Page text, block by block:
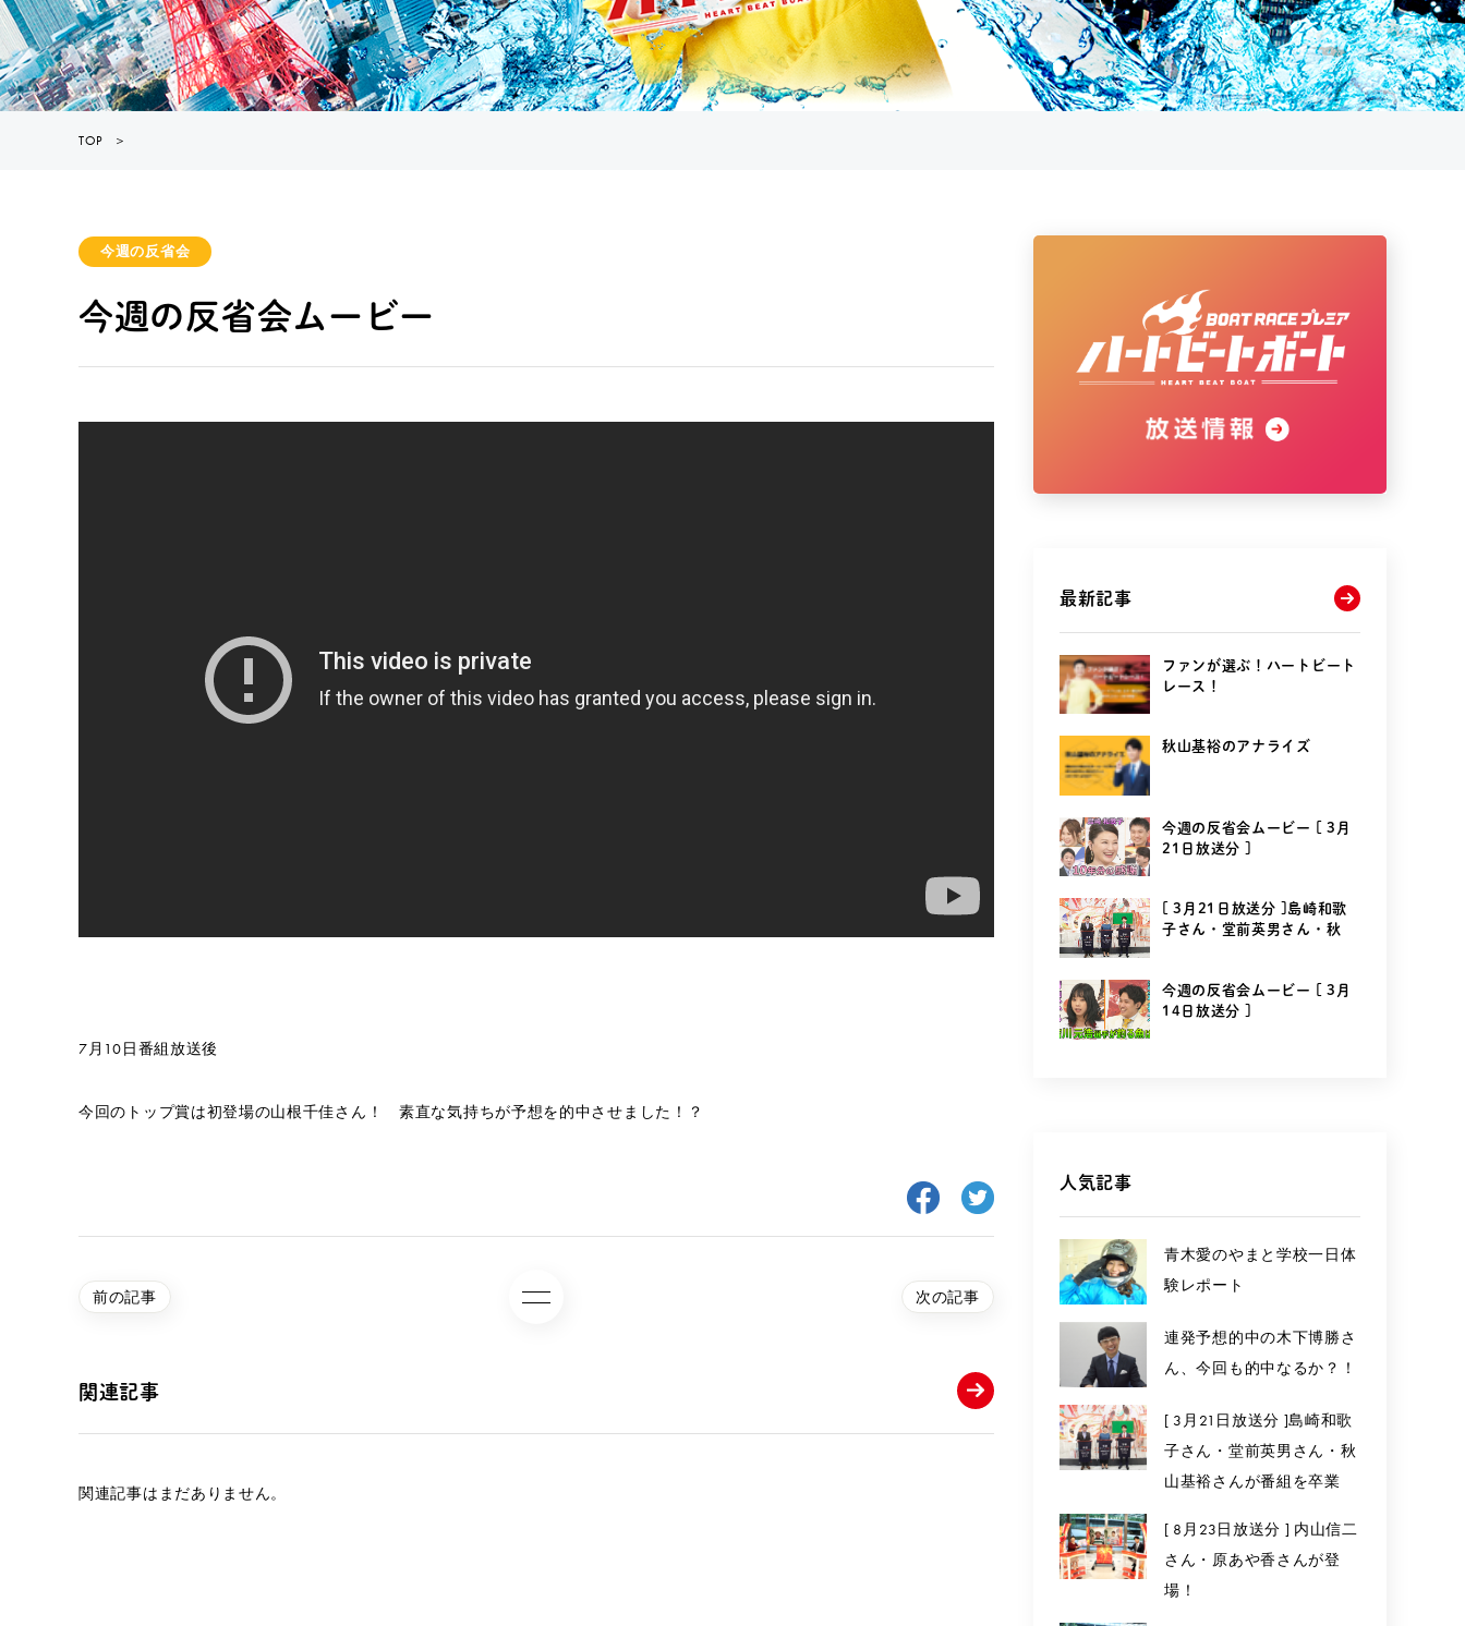
TOP ＞
今週の反省会
今週の反省会ムービー
7月10日番組放送後
今回のトップ賞は初登場の山根千佳さん！ 素直な気持ちが予想を的中させました！？
前の記事 次の記事
関連記事
関連記事はまだありません。
最新記事
ファンが選ぶ！ハートビート
レース！
秋山基裕のアナライズ
今週の反省会ムービー [ 3月
21日放送分 ]
[ 3月21日放送分 ]島崎和歌
子さん・堂前英男さん・秋
今週の反省会ムービー [ 3月
14日放送分 ]
人気記事
青木愛のやまと学校一日体
験レポート
連発予想的中の木下博勝さ
ん、今回も的中なるか？！
[ 3月21日放送分 ]島崎和歌
子さん・堂前英男さん・秋
山基裕さんが番組を卒業
[ 8月23日放送分 ] 内山信二
さん・原あや香さんが登
場！